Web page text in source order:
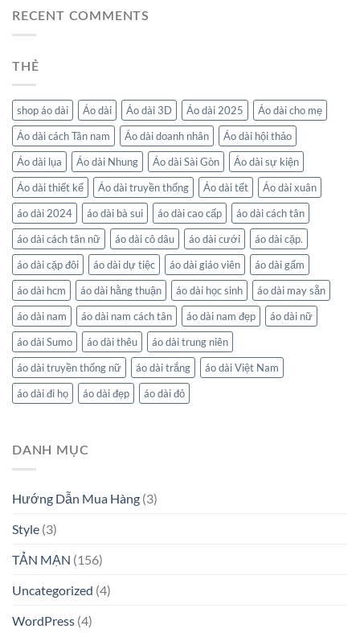
RECENT COMMENTS
THẺ
shop áo dài Áo dài Áo dài 3D Áo dài 2025
Áo dài cho mẹ
Áo dài cách Tân nam
Áo dài doanh nhân
Áo dài hội thảo
Áo dài lụa
Áo dài Nhung Áo dài Sài Gòn
Áo dài sự kiện
Áo dài thiết kế
Áo dài truyền thống Áo dài tết
Áo dài xuân
áo dài 2024
áo dài bà sui áo dài cao cấp
áo dài cách tân
áo dài cách tân nữ
áo dài cô dâu áo dài cưới
áo dài cặp.
áo dài cặp đôi
áo dài dự tiệc áo dài giáo viên
áo dài gấm
áo dài hcm
áo dài hằng thuận áo dài học sinh
áo dài may sẵn
áo dài nam
áo dài nam cách tân áo dài nam đẹp
áo dài nữ
áo dài Sumo
áo dài thêu
áo dài trung niên
áo dài truyền thống nữ
áo dài trắng
áo dài Việt Nam
áo dài đi họ
áo dài đẹp áo dài đỏ
DANH MỤC
Hướng Dẫn Mua Hàng (3)
Style (3)
TẢN MẠN (156)
Uncategorized (4)
WordPress (4)